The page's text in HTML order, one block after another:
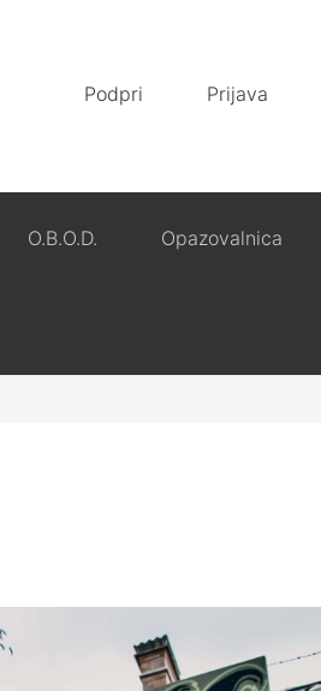
Podpri Prijava
O.B.O.D. Opazovalnica